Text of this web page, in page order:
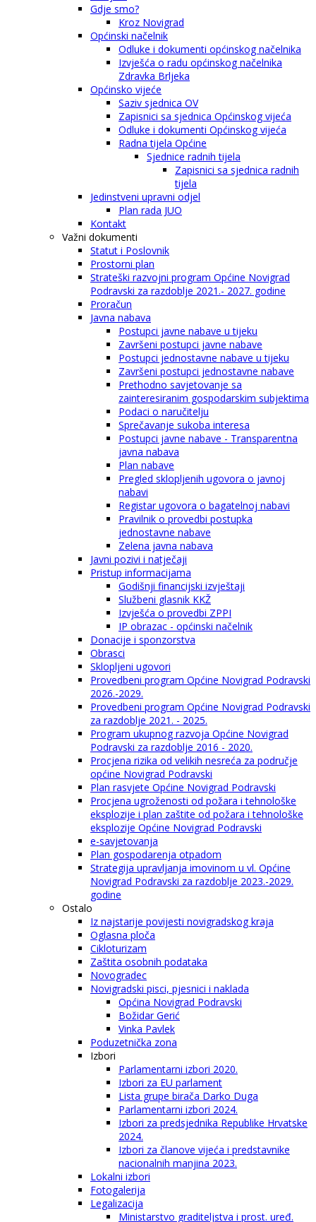
Gdje smo?
Kroz Novigrad
Općinski načelnik
Odluke i dokumenti općinskog načelnika
Izvješća o radu općinskog načelnika
Zdravka Brljeka
Općinsko vijeće
Saziv sjednica OV
Zapisnici sa sjednica Općinskog vijeća
Odluke i dokumenti Općinskog vijeća
Radna tijela Općine
Sjednice radnih tijela
Zapisnici sa sjednica radnih
tijela
Jedinstveni upravni odjel
Plan rada JUO
Kontakt
Važni dokumenti
Statut i Poslovnik
Prostorni plan
Strateški razvojni program Općine Novigrad
Podravski za razdoblje 2021.- 2027. godine
Proračun
Javna nabava
Postupci javne nabave u tijeku
Završeni postupci javne nabave
Postupci jednostavne nabave u tijeku
Završeni postupci jednostavne nabave
Prethodno savjetovanje sa
zainteresiranim gospodarskim subjektima
Podaci o naručitelju
Sprečavanje sukoba interesa
Postupci javne nabave - Transparentna
javna nabava
Plan nabave
Pregled sklopljenih ugovora o javnoj
nabavi
Registar ugovora o bagatelnoj nabavi
Pravilnik o provedbi postupka
jednostavne nabave
Zelena javna nabava
Javni pozivi i natječaji
Pristup informacijama
Godišnji financijski izvještaji
Službeni glasnik KKŽ
Izvješća o provedbi ZPPI
IP obrazac - općinski načelnik
Donacije i sponzorstva
Obrasci
Sklopljeni ugovori
Provedbeni program Općine Novigrad Podravski
2026.-2029.
Provedbeni program Općine Novigrad Podravski
za razdoblje 2021. - 2025.
Program ukupnog razvoja Općine Novigrad
Podravski za razdoblje 2016 - 2020.
Procjena rizika od velikih nesreća za područje
općine Novigrad Podravski
Plan rasvjete Općine Novigrad Podravski
Procjena ugroženosti od požara i tehnološke
eksplozije i plan zaštite od požara i tehnološke
eksplozije Općine Novigrad Podravski
e-savjetovanja
Plan gospodarenja otpadom
Strategija upravljanja imovinom u vl. Općine
Novigrad Podravski za razdoblje 2023.-2029.
godine
Ostalo
Iz najstarije povijesti novigradskog kraja
Oglasna ploča
Cikloturizam
Zaštita osobnih podataka
Novogradec
Novigradski pisci, pjesnici i naklada
Općina Novigrad Podravski
Božidar Gerić
Vinka Pavlek
Poduzetnička zona
Izbori
Parlamentarni izbori 2020.
Izbori za EU parlament
Lista grupe birača Darko Duga
Parlamentarni izbori 2024.
Izbori za predsjednika Republike Hrvatske
2024.
Izbori za članove vijeća i predstavnike
nacionalnih manjina 2023.
Lokalni izbori
Fotogalerija
Legalizacija
Ministarstvo graditeljstva i prost. uređ.